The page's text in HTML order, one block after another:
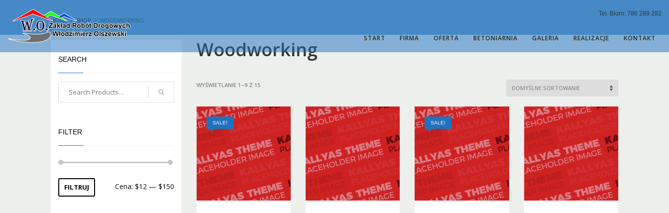
Tel. Biuro: 786 289 282
START FIRMA OFERTA BETONIARNIA GALERIA REALIZACJE KONTAKT
HOME SHOP WOODWORKING
Woodworking
WYŚWIETLANIE 1–9 Z 15
SALE! SALE!
SEARCH
FILTER
FILTRUJ Cena: $12— $150